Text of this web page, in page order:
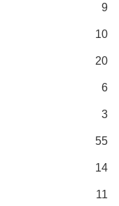
9
10
20
6
3
55
14
11